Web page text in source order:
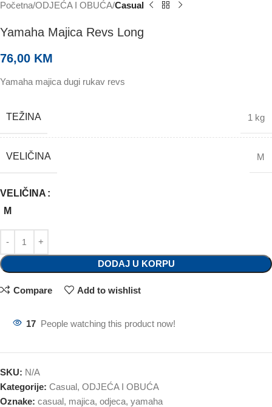
Početna ODJEĆA I OBUĆA Casual
Yamaha Majica Revs Long
76,00 KM
Yamaha majica dugi rukav revs
TEŽINA 1 kg
VELIČINA M
VELIČINA
M
DODAJ U KORPU
Compare Add to wishlist
17 People watching this product now!
SKU: N/A
Kategorije: Casual, ODJEĆA I OBUĆA
Oznake: casual, majica, odjeca, yamaha